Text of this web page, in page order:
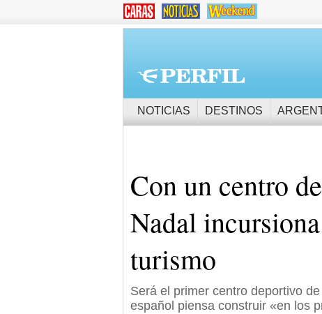
NOTICIAS DESTINOS
Con un centro
Nadal
turismo
Será el primer centro deportivo
español piensa construir «en los